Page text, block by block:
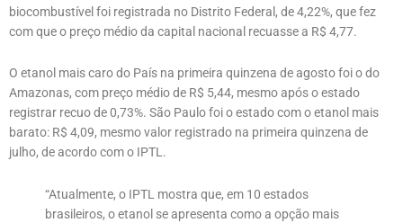
biocombustível foi registrada no Distrito Federal, de 4,22%, que fez
com que o preço médio da capital nacional recuasse a R$ 4,77.
O etanol mais caro do País na primeira quinzena de agosto foi o do
Amazonas, com preço médio de R$ 5,44, mesmo após o estado
registrar recuo de 0,73%. São Paulo foi o estado com o etanol mais
barato: R$ 4,09, mesmo valor registrado na primeira quinzena de
julho, de acordo com o IPTL.
“Atualmente, o IPTL mostra que, em 10 estados
brasileiros, o etanol se apresenta como a opção mais